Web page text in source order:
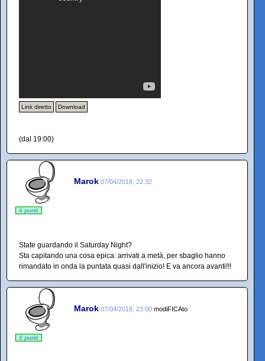
Link diretto Download
(dal 19:00)
Marok 07/04/2018, 22:32
4 punti
State guardando il Saturday Night?
Sta capitando una cosa epica: arrivati a metà, per sbaglio hanno
rimandato in onda la puntata quasi dall'inizio! E va ancora avanti!!!
Marok 07/04/2018, 23:00 modiFICAto
2 punti